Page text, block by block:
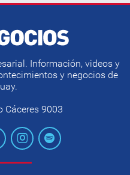
Información, videos y
y negocios de
Cáceres 9003